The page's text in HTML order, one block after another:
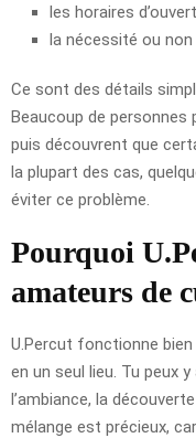
les horaires
la nécessité ou non
Ce sont des détails
Beaucoup de personnes
puis découvrent que
la plupart des cas,
éviter ce problème.
Pourquoi
amateurs de
U.Percut fonctionne
en un seul lieu. Tu peux
l’ambiance, la
mélange est précieux,